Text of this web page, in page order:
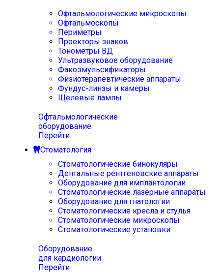
Офтальмологические микроскопы
Офтальмоскопы
Периметры
Проекторы знаков
Тонометры ВД
Ультразвуковое оборудование
Факоэмульсификаторы
Физиотерапевтические аппараты
Фундус-линзы и камеры
Щелевые лампы
Офтальмологические
оборудование
Перейти
Стоматология
Стоматологические бинокуляры
Дентальные рентгеновские аппараты
Оборудование для имплантологии
Стоматологические лазерные аппараты
Оборудование для гнатологии
Стоматологические кресла и стулья
Стоматологические микроскопы
Стоматологические установки
Оборудование
для кардиологии
Перейти